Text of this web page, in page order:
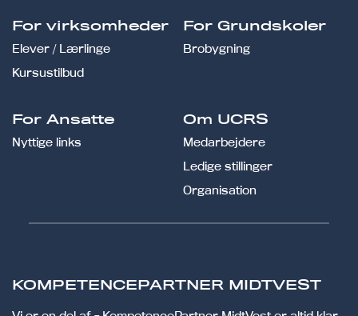
For virksomheder
Elever / Lærlinge
Kursustilbud
For Grundskoler
Brobygning
For Ansatte
Nyttige links
Om UCRS
Medarbejdere
Ledige stillinger
Organisation
KOMPETENCEPARTNER MIDTVEST